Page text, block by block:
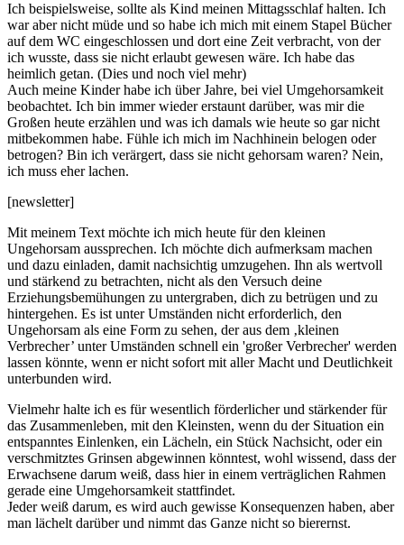
Ich beispielsweise, sollte als Kind meinen Mittagsschlaf halten. Ich
war aber nicht müde und so habe ich mich mit einem Stapel Bücher
auf dem WC eingeschlossen und dort eine Zeit verbracht, von der
ich wusste, dass sie nicht erlaubt gewesen wäre. Ich habe das
heimlich getan. (Dies und noch viel mehr)
Auch meine Kinder habe ich über Jahre, bei viel Umgehorsamkeit
beobachtet. Ich bin immer wieder erstaunt darüber, was mir die
Großen heute erzählen und was ich damals wie heute so gar nicht
mitbekommen habe. Fühle ich mich im Nachhinein belogen oder
betrogen? Bin ich verärgert, dass sie nicht gehorsam waren? Nein,
ich muss eher lachen.
[newsletter]
Mit meinem Text möchte ich mich heute für den kleinen
Ungehorsam aussprechen. Ich möchte dich aufmerksam machen
und dazu einladen, damit nachsichtig umzugehen. Ihn als wertvoll
und stärkend zu betrachten, nicht als den Versuch deine
Erziehungsbemühungen zu untergraben, dich zu betrügen und zu
hintergehen. Es ist unter Umständen nicht erforderlich, den
Ungehorsam als eine Form zu sehen, der aus dem ‚kleinen
Verbrecher’ unter Umständen schnell ein 'großer Verbrecher' werden
lassen könnte, wenn er nicht sofort mit aller Macht und Deutlichkeit
unterbunden wird.
Vielmehr halte ich es für wesentlich förderlicher und stärkender für
das Zusammenleben, mit den Kleinsten, wenn du der Situation ein
entspanntes Einlenken, ein Lächeln, ein Stück Nachsicht, oder ein
verschmitztes Grinsen abgewinnen könntest, wohl wissend, dass der
Erwachsene darum weiß, dass hier in einem verträglichen Rahmen
gerade eine Umgehorsamkeit stattfindet.
Jeder weiß darum, es wird auch gewisse Konsequenzen haben, aber
man lächelt darüber und nimmt das Ganze nicht so bierernst.